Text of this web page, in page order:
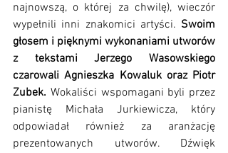
najnowszą, o której za chwilę), wieczór
wypełnili inni znakomici artyści. Swoim
głosem i pięknymi wykonaniami utworów
z tekstami Jerzego Wasowskiego
czarowali Agnieszka Kowaluk oraz Piotr
Zubek. Wokaliści wspomagani byli przez
pianistę Michała Jurkiewicza, który
odpowiadał również za aranżację
prezentowanych utworów. Dźwięk